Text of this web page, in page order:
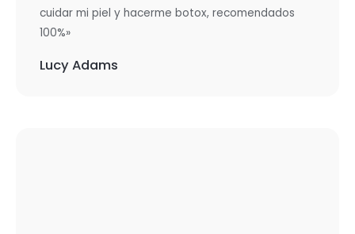
cuidar mi piel y hacerme botox, recomendados
100%»
Lucy Adams